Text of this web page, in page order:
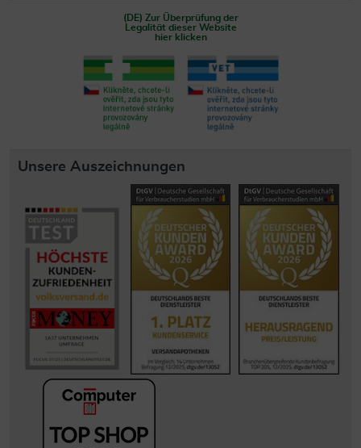
(DE) Zur Überprüfung der
Legalität dieser Website
hier klicken
Unsere Auszeichnungen